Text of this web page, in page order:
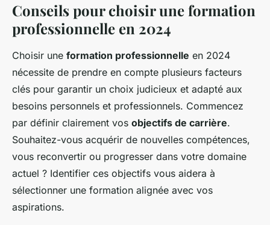
Conseils pour choisir une formation
professionnelle en 2024
Choisir une formation professionnelle en 2024
nécessite de prendre en compte plusieurs facteurs
clés pour garantir un choix judicieux et adapté aux
besoins personnels et professionnels. Commencez
par définir clairement vos objectifs de carrière.
Souhaitez-vous acquérir de nouvelles compétences,
vous reconvertir ou progresser dans votre domaine
actuel ? Identifier ces objectifs vous aidera à
sélectionner une formation alignée avec vos
aspirations.